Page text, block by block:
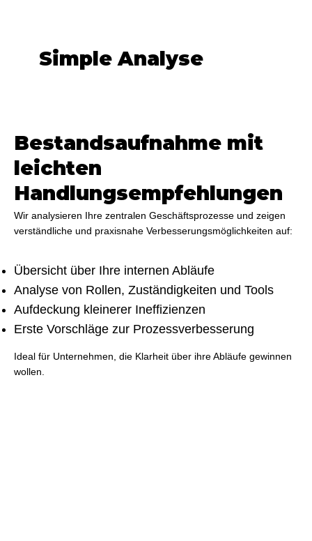
Simple Analyse
Bestandsaufnahme mit
leichten
Handlungsempfehlungen
Wir analysieren Ihre zentralen Geschäftsprozesse und zeigen
verständliche und praxisnahe Verbesserungsmöglichkeiten auf:
Übersicht über Ihre internen Abläufe
Analyse von Rollen, Zuständigkeiten und Tools
Aufdeckung kleinerer Ineffizienzen
Erste Vorschläge zur Prozessverbesserung
Ideal für Unternehmen, die Klarheit über ihre Abläufe gewinnen
wollen.